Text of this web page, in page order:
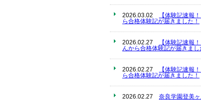
2026.03.02
【体験記速報
ら合格体験記が届きました！
2026.02.27
【体験記速報
んから合格体験記が届きまし
2026.02.27
【体験記速報
ら合格体験記が届きました！
2026.02.27 奈良学園登美